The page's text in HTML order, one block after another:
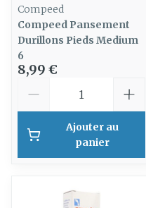
Compeed
Compeed Pansement
Durillons Pieds Medium
6
8,99 €
Ajouter au
panier